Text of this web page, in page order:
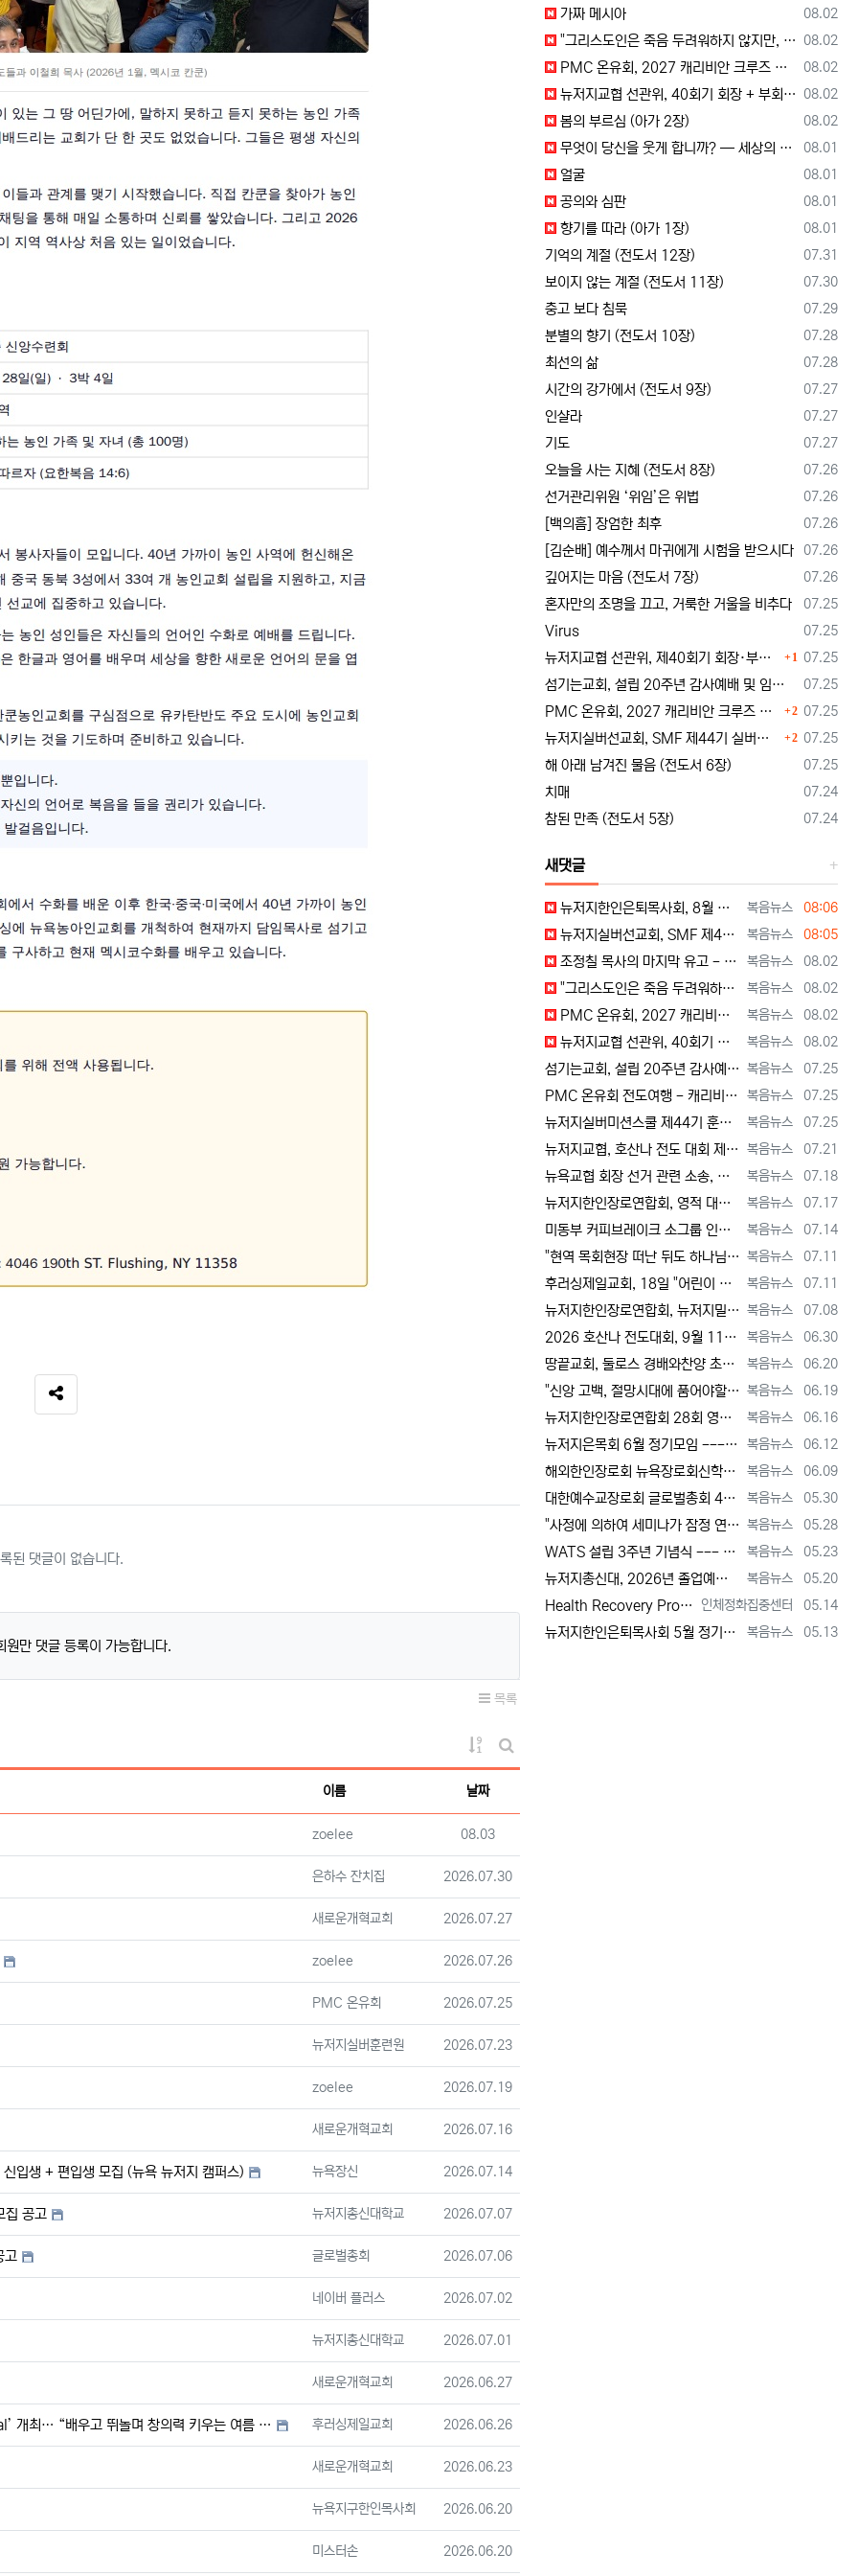
SNS 공유
된 댓글이 없습니다.
원만 댓글 등록이 가능합니다.
목록
게시물 정렬
게시판 검색
이름 날짜
등록자
zoelee 등록일
08.03
등록자
은하수 잔치집 등록일
2026.07.30
등록자
새로운개혁교회 등록일
2026.07.27
등록자
zoelee 등록일
2026.07.26
등록자
PMC 온유회 등록일
2026.07.25
등록자
뉴저지실버훈련원 등록일
2026.07.23
등록자
zoelee 등록일
2026.07.19
등록자
새로운개혁교회 등록일
2026.07.16
입생 + 편입생 모집 (뉴욕 뉴저지 캠퍼스) 등록자
뉴욕장신 등록일
2026.07.14
집 공고 등록자
뉴저지총신대학교 등록일
2026.07.07
고 등록자
글로벌총회 등록일
2026.07.06
등록자
네이버 플러스 등록일
2026.07.02
등록자
뉴저지총신대학교 등록일
2026.07.01
등록자
새로운개혁교회 등록일
2026.06.27
개최… “배우고 뛰놀며 창의력 키우는 여름 … 등록자
후러싱제일교회 등록일
2026.06.26
등록자
새로운개혁교회 등록일
2026.06.23
등록자
뉴욕지구한인목사회 등록일
2026.06.20
등록자
미스터손 등록일
2026.06.20
등록일
08.02
가짜 메시아
등록일
08.02
"그리스도인은 죽음 두려워하지 않지만, 살아 있는 동안 다른 사람의 유익 + 믿음의 진보 위해 살아야"
등록일
08.02
PMC 온유회, 2027 캐리비안 크루즈 전도여행 참가자 모집
등록일
08.02
뉴저지교협 선관위, 40회기 회장 + 부회장 후보 등록 + 추천 절차 공고 --- 8월 28일 등록 마감, 9월 28일 선거
등록일
08.02
봄의 부르심 (아가 2장)
등록일
08.01
무엇이 당신을 웃게 합니까? — 세상의 소리와 거듭난 영혼의 반응
등록일
08.01
얼굴
등록일
08.01
공의와 심판
등록일
08.01
향기를 따라 (아가 1장)
등록일
07.31
기억의 계절 (전도서 12장)
등록일
07.30
보이지 않는 계절 (전도서 11장)
등록일
07.29
충고 보다 침묵
등록일
07.28
분별의 향기 (전도서 10장)
등록일
07.28
최선의 삶
등록일
07.27
시간의 강가에서 (전도서 9장)
등록일
07.27
인샬라
등록일
07.27
기도
등록일
07.26
오늘을 사는 지혜 (전도서 8장)
등록일
07.26
선거관리위원 ‘위임’은 위법
등록일
07.26
[백의흠] 장엄한 최후
등록일
07.26
[김순배] 예수께서 마귀에게 시험을 받으시다
등록일
07.26
깊어지는 마음 (전도서 7장)
등록일
07.25
혼자만의 조명을 끄고, 거룩한 거울을 비추다
등록일
07.25
Virus
등록일
07.25
뉴저지교협 선관위, 제40회기 회장·부회장 등록 및 추천 절차 공고… 선관위 구성 적정성 논란도 제기
댓글
1
등록일
07.25
섬기는교회, 설립 20주년 감사예배 및 임직식 --- "이제 더 힘차게 창공을 날자"
등록일
07.25
PMC 온유회, 2027 캐리비안 크루즈 전도여행 참가자 모집
댓글
2
등록일
07.25
뉴저지실버선교회, SMF 제44기 실버미션스쿨 수강생 모집
댓글
2
등록일
07.25
해 아래 남겨진 물음 (전도서 6장)
등록일
07.24
치매
등록일
07.24
참된 만족 (전도서 5장)
새댓글
등록자
복음뉴스 등록일
08:06
뉴저지한인은퇴목사회, 8월 정기모임 --- "요한처럼 예수님만 높이며 살자" [2026년 8월 7일 금요일 자 뉴욕일보 기사] ==> https…
등록자
복음뉴스 등록일
08:05
뉴저지실버선교회, SMF 제44기 실버미션스쿨 수강생 모집 [2026년 8월 7일 금요일 자 뉴욕일보 기사] ==> https://www.bog…
등록자
복음뉴스 등록일
08.02
조정칠 목사의 마지막 유고 - 홍수와 복(福) 자(字) [2026년 8월 1일 토요일 자 뉴욕일보 기사] ==> https://www.bogeu…
등록자
복음뉴스 등록일
08.02
"그리스도인은 죽음 두려워하지 않지만, 살아 있는 동안 다른 사람의 유익 + 믿음의 진보 위해 살아야" [2026년 7월 31일 금요일 자 뉴욕…
등록자
복음뉴스 등록일
08.02
PMC 온유회, 2027 캐리비안 크루즈 전도여행 참가자 모집 [2026년 7월 31일 금요일 자 뉴욕일보 기사] ==> https://www.…
등록자
복음뉴스 등록일
08.02
뉴저지교협 선관위, 40회기 회장 + 부회장 등록 + 추천 절차 공고 --- 8월 28일 등록 마감, 9월 28일 선거 [2026년 7월 29일…
등록자
복음뉴스 등록일
07.25
섬기는교회, 설립 20주년 감사예배 및 임직식 --- "이제 더 힘차게 창공을 날자" [2026년 7월 25일 토요일 자 뉴욕일보 기사] ==>…
등록자
복음뉴스 등록일
07.25
PMC 온유회 전도여행 - 캐리비언 크루즈 2027 안내 ==> https://www.bogeumnews.com/gnu54/bbs/board.p…
등록자
복음뉴스 등록일
07.25
뉴저지실버미션스쿨 제44기 훈련생 모집 안내 ==> https://www.bogeumnews.com/gnu54/bbs/board.php?bo_t…
등록자
복음뉴스 등록일
07.21
뉴저지교협, 호산나 전도 대회 제2차 준비 기도회 --- "사람이 아니라 하나님께서 일하신다" [2026년 7월 21일 화요일 자 뉴욕일보 기사…
등록자
복음뉴스 등록일
07.18
뉴욕교협 회장 선거 관련 소송, 청구인 측 "법원 조속한 결정과 심리ㅜ 요청" [2026년 7월 18일 토요일 자 뉴욕일보 기사] ==> htt…
등록자
복음뉴스 등록일
07.17
뉴저지한인장로연합회, 영적 대각성 기도회 --- "우리의 기준은 하나님 말씀" [2026년 7월 17일 금요일 자 뉴욕일보 기사] ==> htt…
등록자
복음뉴스 등록일
07.14
미동부 커피브레이크 소그룹 인도자 워크숍 8월 15일 더바인교회 + 필그림선교교회서 [2026년 7월 14일 화요일 자 뉴욕일보 기사] ==> …
등록자
복음뉴스 등록일
07.11
"현역 목회현장 떠난 뒤도 하나님 능력 + 은혜 다음 세대에 전하는 사명 계속" [2026년 7월 11일일 토요일 자 뉴욕일보 기사] ==> …
등록자
복음뉴스 등록일
07.11
후러싱제일교회, 18일 "어린이 천국" 만든다 [2026년 7월 11일 토요일 자 뉴욕일보 기사] ==> https://www.bogeumnew…
등록자
복음뉴스 등록일
07.08
뉴저지한인장로연합회, 뉴저지밀알선교단 방문 --- 장애우들에게 점심 식사 제공 + 사랑의 후원금 [2026년 7월 8일 수요일 자 뉴욕일보 기사…
등록자
복음뉴스 등록일
06.30
2026 호산나 전도대회, 9월 11일(금)부터 13일(주일)까지 뉴저지하베스트교회에서 [2026년 6월 30일 화요일 자 뉴욕일보 기사] ==…
등록자
복음뉴스 등록일
06.20
땅끝교회, 둘로스 경배와찬양 초청 찬양집회 --- "참행복은 주님께 쓰임 받는 것" [2026년 6월 20일 토요일 자 뉴욕일보 기사] ==> …
등록자
복음뉴스 등록일
06.19
"신앙 고백, 절망시대에 품어야할 희망, 마지막까지 하나님 손에 붙들려 쓰임 받고자 하는 삶의 의미" [2026년 6월 19일 금요일 자 뉴욕일…
등록자
복음뉴스 등록일
06.16
뉴저지한인장로연합회 28회 영적 대각성 기도회 [2026년 6월 16일 화요일 자 뉴욕일보 기사] ==> https://www.bogeumnew…
등록자
복음뉴스 등록일
06.12
뉴저지은목회 6월 정기모임 --- 강원호 목사, "복음은 구원, 구원의 목적은 하나님 나라의 삶" [2026년 6월 12일 금요일 자 뉴역일보 …
등록자
복음뉴스 등록일
06.09
해외한인장로회 뉴욕장로회신학대학(원), 40회 졸업감사예배 및 학위수여식 [2026년 6월 9일 화요일 자 뉴욕일보 기사] ==> https:/…
등록자
복음뉴스 등록일
05.30
대한예수교장로회 글로벌총회 48회 정기총회 --- "진리 위에 굳게 서서 복음으로 세상 정복하라" [2026년 5월 30일 토요일 자 뉴욕일보 …
등록자
복음뉴스 등록일
05.28
"사정에 의하여 세미나가 잠정 연기되었다"고 합니다. 착오 없으시기 바랍니다.
등록자
복음뉴스 등록일
05.23
WATS 설립 3주년 기념식 --- 천국 복음 전파와 영적 지도자 양성 사명 재확인 [2026년 5월 23일 토요일 자 뉴욕일보 기사] ==> …
등록자
복음뉴스 등록일
05.20
뉴저지총신대, 2026년 졸업예배 및 학위 수여식 --- "절업장은 학교가 주지만, 위임장은 주님이 주신다" [2026년 5월 20일 수요일 …
등록자
인체정화집중센터 등록일
05.14
Health Recovery Program 인체정화 집중센터 Health Recovery Program이 태어난 배경은 단순히 하나의 건강…
등록자
복음뉴스 등록일
05.13
뉴저지한인은퇴목사회 5월 정기모임 --- "천국 갈 준비되셨나요?" [2026년 5월 13일 수요일 자 뉴욕일보 기사] ==> https://w…